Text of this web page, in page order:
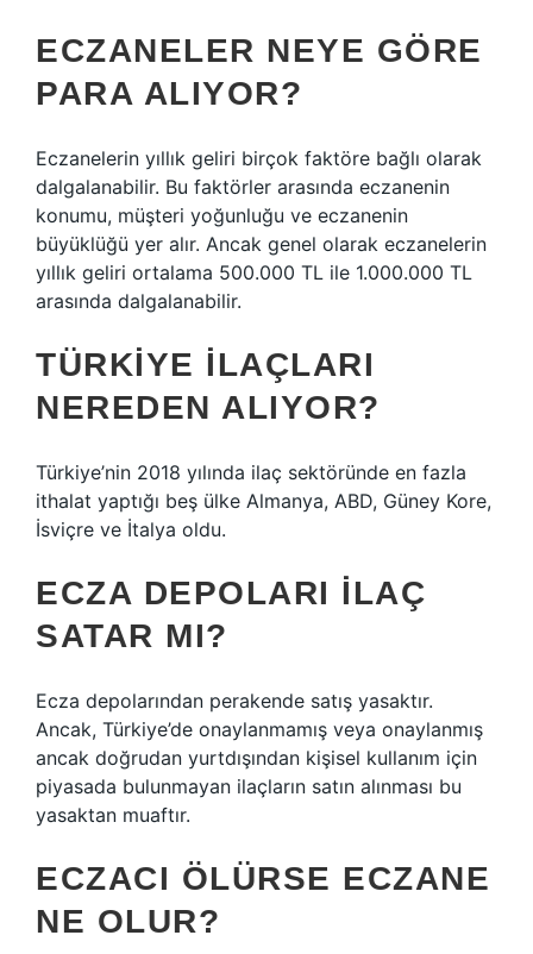
ECZANELER NEYE GÖRE
PARA ALIYOR?
Eczanelerin yıllık geliri birçok faktöre bağlı olarak
dalgalanabilir. Bu faktörler arasında eczanenin
konumu, müşteri yoğunluğu ve eczanenin
büyüklüğü yer alır. Ancak genel olarak eczanelerin
yıllık geliri ortalama 500.000 TL ile 1.000.000 TL
arasında dalgalanabilir.
TÜRKIYE ILAÇLARI
NEREDEN ALIYOR?
Türkiye’nin 2018 yılında ilaç sektöründe en fazla
ithalat yaptığı beş ülke Almanya, ABD, Güney Kore,
İsviçre ve İtalya oldu.
ECZA DEPOLARI ILAÇ
SATAR MI?
Ecza depolarından perakende satış yasaktır.
Ancak, Türkiye’de onaylanmamış veya onaylanmış
ancak doğrudan yurtdışından kişisel kullanım için
piyasada bulunmayan ilaçların satın alınması bu
yasaktan muaftır.
ECZACI ÖLÜRSE ECZANE
NE OLUR?